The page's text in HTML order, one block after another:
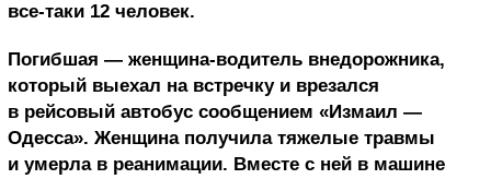
все-таки 12 человек.
Погибшая — женщина-водитель внедорожника,
который выехал на встречку и врезался
в рейсовый автобус сообщением «Измаил —
Одесса». Женщина получила тяжелые травмы
и умерла в реанимации. Вместе с ней в машине